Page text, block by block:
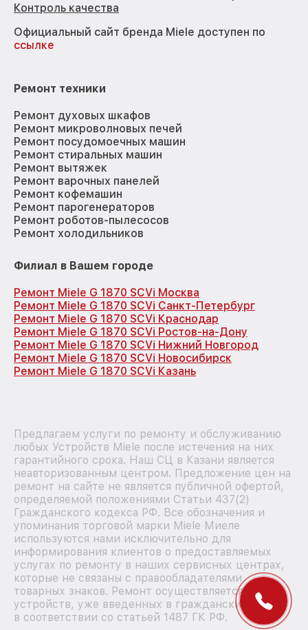
Контроль качества
Официальный сайт бренда Miele доступен по
ссылке
Ремонт техники
Ремонт духовых шкафов
Ремонт микроволновых печей
Ремонт посудомоечных машин
Ремонт стиральных машин
Ремонт вытяжек
Ремонт варочных панелей
Ремонт кофемашин
Ремонт парогенераторов
Ремонт роботов-пылесосов
Ремонт холодильников
Филиал в Вашем городе
Ремонт Miele G 1870 SCVi Москва
Ремонт Miele G 1870 SCVi Санкт-Петербург
Ремонт Miele G 1870 SCVi Краснодар
Ремонт Miele G 1870 SCVi Ростов-на-Дону
Ремонт Miele G 1870 SCVi Нижний Новгород
Ремонт Miele G 1870 SCVi Новосибирск
Ремонт Miele G 1870 SCVi Казань
Предлагаем услуги по ремонту и обслуживанию
любых Устройств Miele после истечения на них
гарантийного срока. Наш СЦ в Казани является
неавторизованным центром. Предложение цен на
ремонт на сайте не является публичной офертой,
определяемой положениями Статьи 437(2)
Гражданского кодекса РФ. Все обозначения и
упоминания торговой марки Miele Миеле
используются нами исключительно для
информирования клиентов о предоставляемых
услугах по ремонту в наших сервисных центрах,
которые не связаны с правообладателями
товарных знаков. Ремонт осуществляется для
устройств, уже введенных в гражданский оборот
в соответствии со статьей 1487 ГК РФ.